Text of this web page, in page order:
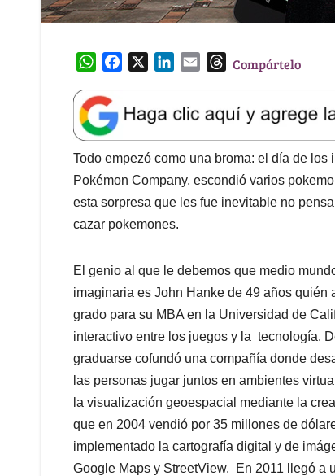
W
a
t
s
A
p
p
e
b
o
o
k
k
e
d
I
n
l
T
e
a
d
s
Compártelo
Todo empezó como una broma: el día de
Pokémon Company, escondió varios
esta sorpresa que les fue inevitable no
cazar pokemones.
El genio al que le debemos que medio
imaginaria es John Hanke de 49 años
grado para su MBA en la Universidad de
interactivo entre los juegos y la tecnología.
graduarse cofundó una compañía donde
las personas jugar juntos en ambientes
la visualización geoespacial mediante la
que en 2004 vendió por 35 millones de
implementado la cartografía digital y de
Google Maps y StreetView. En 2011 llegó a